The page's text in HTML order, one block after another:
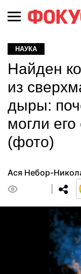
НАУКА
Найден
из
дыры:
могли
(фото)
Ася Небор-